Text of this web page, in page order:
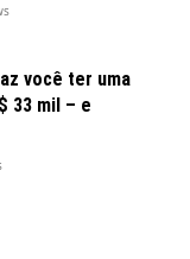
você ter uma
33 mil – e